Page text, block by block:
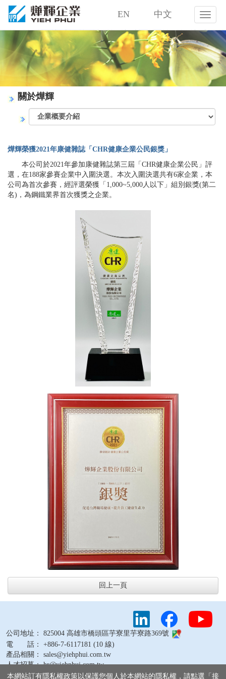
燁
輝
企
業
股
份
有
限
司
EN 中文
關於燁輝
燁輝榮獲2021年康健雜誌「CHR健康企業公民銀獎」
本公司於2021年參加康健雜誌第三屆「CHR健康企業公民」評
選，在188家參賽企業中入圍決選。本次入圍決選共有6家企業，本
公司為首次參賽，經評選榮獲「1,000~5,000人以下」組別銀獎(第二
名)，為鋼鐵業界首次獲獎之企業。
回上一頁
公司地址： 825004 高雄市橋頭區芋寮里芋寮路369號
電 話： +886-7-6117181 (10 線)
產品相關： sales@yiehphui.com.tw
人才招募： hr@yiehphui.com.tw
其他問題： webmaster@yiehphui.com.tw
本網站訂有隱私權政策以保護您個人於本網站的隱私權，請點選「接